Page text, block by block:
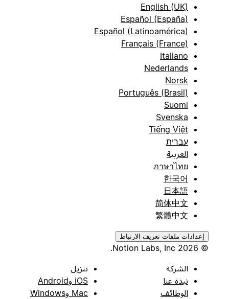
English (UK)
Español (España)
Español (Latinoamérica)
Français (France)
Italiano
Nederlands
Norsk
Português (Brasil)
Suomi
Svenska
Tiếng Việt
עברית
العربية
ภาษาไทย
한국어
日本語
简体中文
繁體中文
إعدادات ملفات تعريف الارتباط
الشركة
نبذة عنا
الوظائف
تنزيل
iOS وAndroid
Mac وWindows